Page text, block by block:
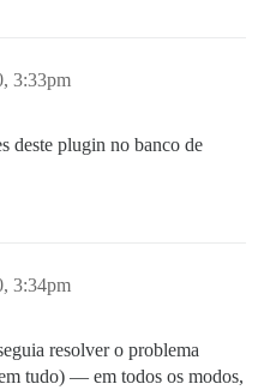
3:33pm
deste plugin no banco de
3:34pm
resolver o problema
tudo) — em todos os modos,